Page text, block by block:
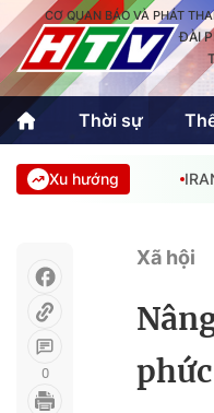
CƠ QUAN BÁO VÀ PHÁT
ĐÀI
Thời sự
Thời sự
An Sinh
Xu hướng
0
Xã hội